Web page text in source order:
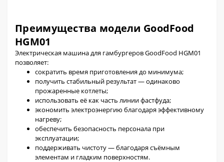
Преимущества модели GoodFood
HGM01
Электрическая машина для гамбургеров GoodFood HGM01
позволяет:
сократить время приготовления до минимума;
получить стабильный результат — одинаково
прожаренные котлеты;
использовать её как часть линии фастфуда;
экономить электроэнергию благодаря эффективному
нагреву;
обеспечить безопасность персонала при
эксплуатации;
поддерживать чистоту — благодаря съёмным
элементам и гладким поверхностям.